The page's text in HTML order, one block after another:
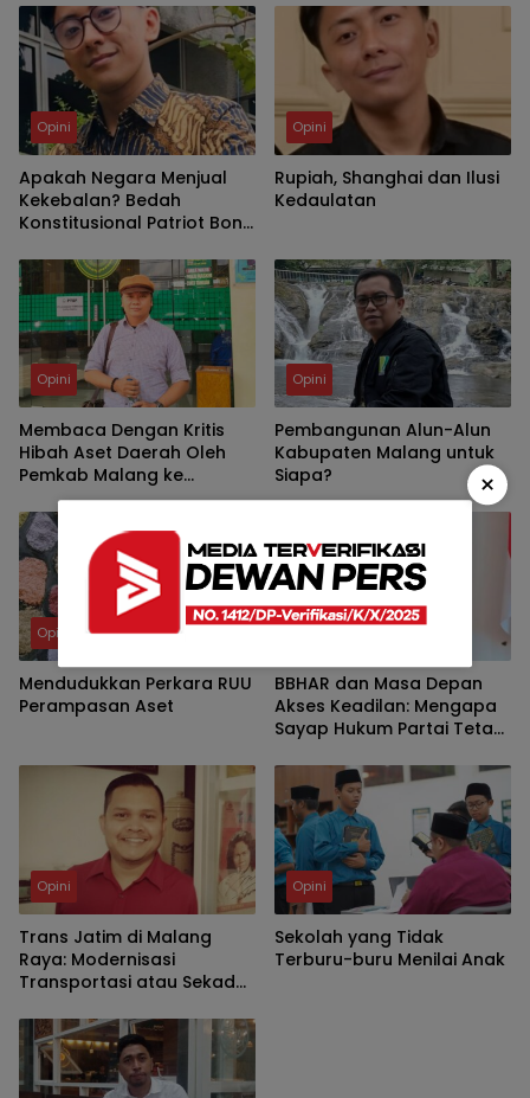
Opini
Apakah Negara Menjual
Kekebalan? Bedah
Konstitusional Patriot Bond
Opini
Rupiah, Shanghai dan Ilusi
Kedaulatan
Opini
Membaca Dengan Kritis
Hibah Aset Daerah Oleh
Pemkab Malang ke
UNIBRAW
Opini
Pembangunan Alun-Alun
Kabupaten Malang untuk
Siapa?
Opini
Mendudukkan Perkara RUU
Perampasan Aset
BBHAR dan Masa Depan
Akses Keadilan: Mengapa
Sayap Hukum Partai Tetap
Perubahan Regulasi
Opini
Trans Jatim di Malang
Raya: Modernisasi
Transportasi atau Sekadar
Opini
Sekolah yang Tidak
Terburu-buru Menilai Anak
×